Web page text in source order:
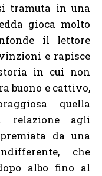
tramuta in una
gioca molto
il lettore
e rapisce
in cui non
buono e cattivo,
quella
relazione agli
da una
che
albo fino al